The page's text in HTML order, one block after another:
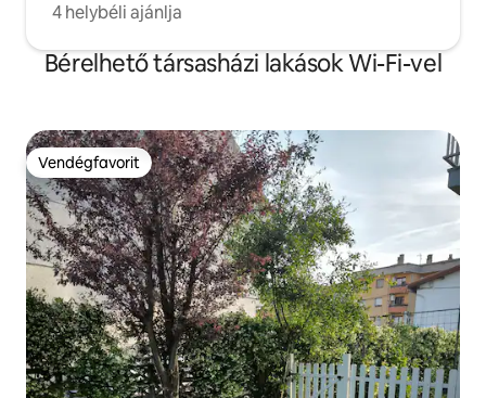
4 helybéli ajánlja
Bérelhető társasházi lakások Wi-Fi-vel
Vendégfavorit
Vendégfavorit